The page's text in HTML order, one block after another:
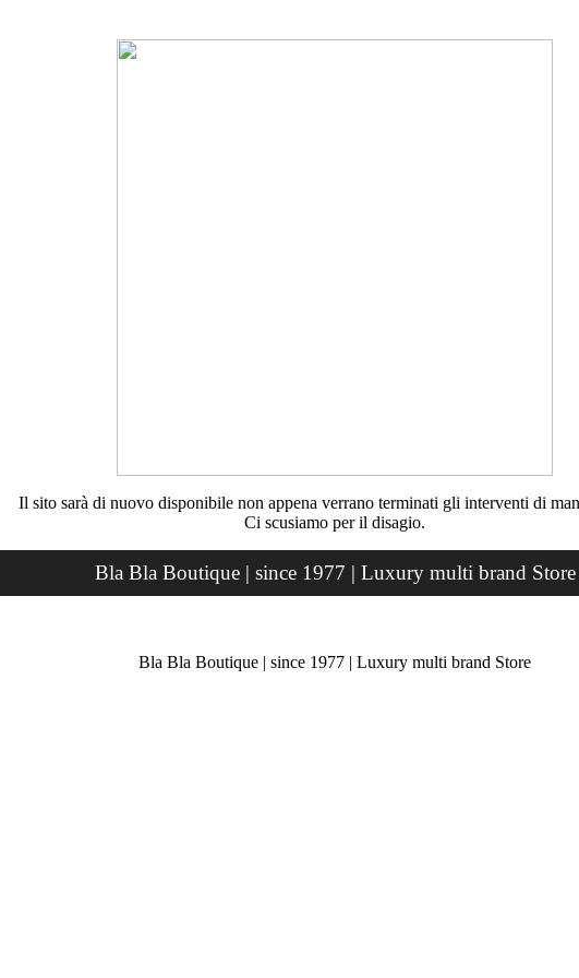
Il sito sarà di nuovo disponibile non appena verrano terminati gli interventi di
Ci scusiamo per il disagio.
Bla Bla Boutique | since 1977 | Luxury multi brand Store
Bla Bla Boutique | since 1977 | Luxury multi brand Store